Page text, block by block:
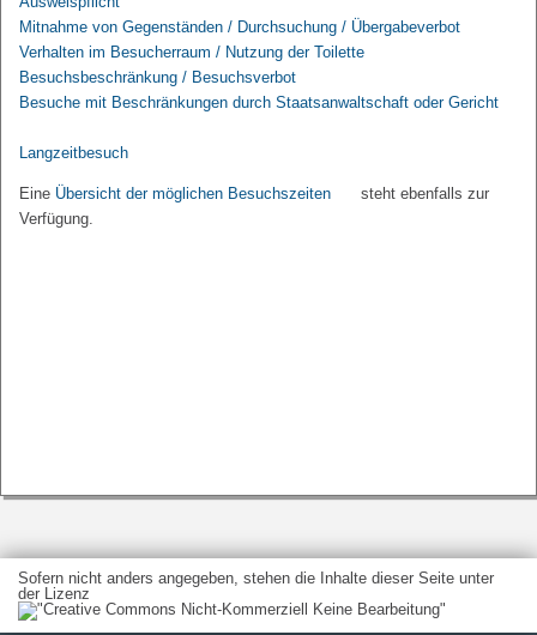
Mitnahme von Gegenständen / Durchsuchung / Übergabeverbot
Verhalten im Besucherraum / Nutzung der Toilette
Besuchsbeschränkung / Besuchsverbot
Besuche mit Beschränkungen durch Staatsanwaltschaft oder Gericht
Langzeitbesuch
Eine Übersicht der möglichen Besuchszeiten
steht ebenfalls zur
Verfügung.
Sofern nicht anders angegeben, stehen die Inhalte dieser Seite unter
der Lizenz